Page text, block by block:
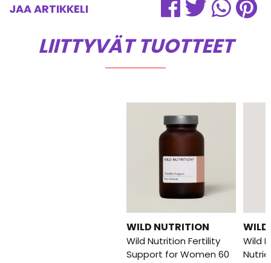
JAA ARTIKKELI
LIITTYVÄT TUOTTEET
WILD NUTRITION
Wild Nutrition Fertility
Support for Women 60
Wild